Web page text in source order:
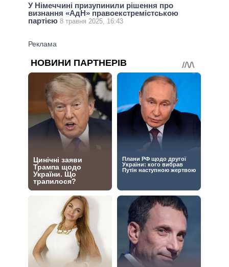
У Німеччині призупинили рішення про
визнання «АдН» правоекстремістською
партією 8 травня 2025, 16:43